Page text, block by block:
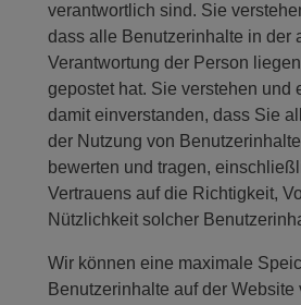
verantwortlich sind. Sie
dass alle Benutzerinhalte in der
Verantwortung der Person
gepostet hat. Sie verstehen und
damit einverstanden, dass Sie
der Nutzung von
bewerten und tragen,
Vertrauens auf die Richtigkeit,
Nützlichkeit solcher
Wir können eine maximale
Benutzerinhalte auf der Website